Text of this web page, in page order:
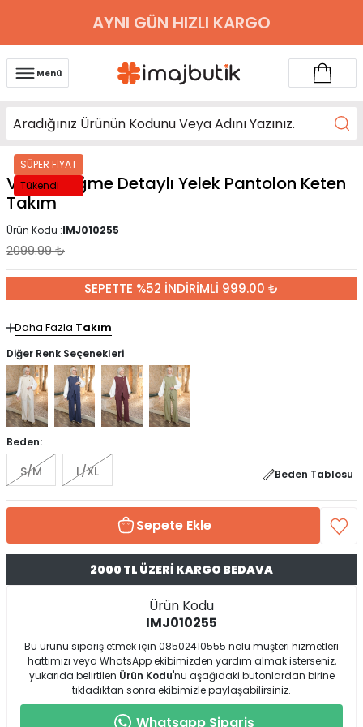
AYNI GÜN HIZLI KARGO
Menü
SÜPER FİYAT
Tükendi
Vizon Düğme Detaylı Yelek Pantolon Keten
Takım
Ürün Kodu :IMJ010255
2099.99₺
SEPETTE %52 İNDİRİMLİ 999.00 ₺
Daha Fazla Takım
Diğer Renk Seçenekleri
Beden:
S/M L/XL Beden Tablosu
Sepete Ekle
2000 TL ÜZERİ KARGO BEDAVA
Ürün Kodu
IMJ010255
Bu ürünü sipariş etmek için 08502410555 nolu müşteri hizmetleri
hattımızı veya WhatsApp ekibimizden yardım almak isterseniz,
yukarıda belirtilen Ürün Kodu'nu aşağıdaki butonlardan birine
tıkladıktan sonra ekibimizle paylaşabilirsiniz.
Whatsapp Sipariş